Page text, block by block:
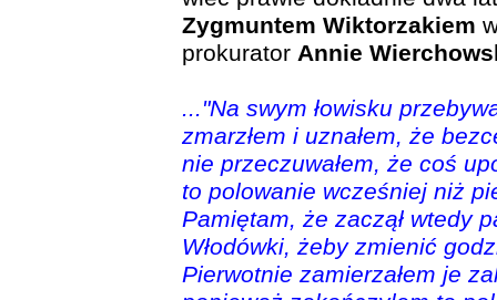
Zygmuntem Wiktorzakiem
prokurator Annie
..."Na swym łowisku
zmarzłem i uznałem, że
nie przeczuwałem, że coś
to polowanie wcześniej niż
Pamiętam, że zaczął wtedy
Włodówki, żeby zmienić
Pierwotnie zamierzałem je